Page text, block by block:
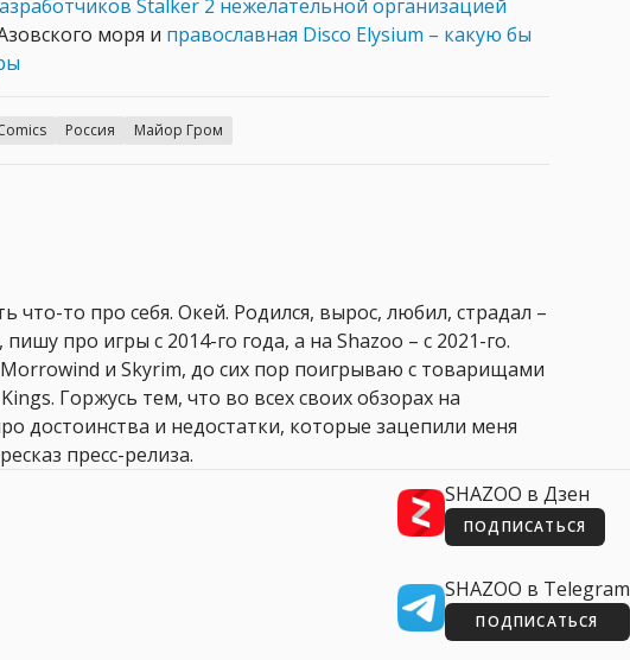
Stalker 2 нежелательной организацией
моря и православная Disco Elysium – какую бы
Россия Майор Гром
что-то про себя. Окей. Родился, вырос, любил, страдал –
про игры с 2014-го года, а на Shazoo – с 2021-го.
и Skyrim, до сих пор поигрываю с товарищами
Горжусь тем, что во всех своих обзорах на
достоинства и недостатки, которые зацепили меня
пресс-релиза.
SHAZOO в Дзен
ПОДПИСАТЬСЯ
SHAZOO в Telegram
ПОДПИСАТЬСЯ